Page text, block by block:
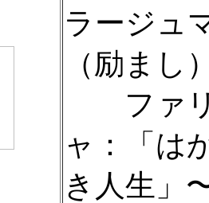
ラージュ
（励まし
ファ
ャ：「は
き人生」